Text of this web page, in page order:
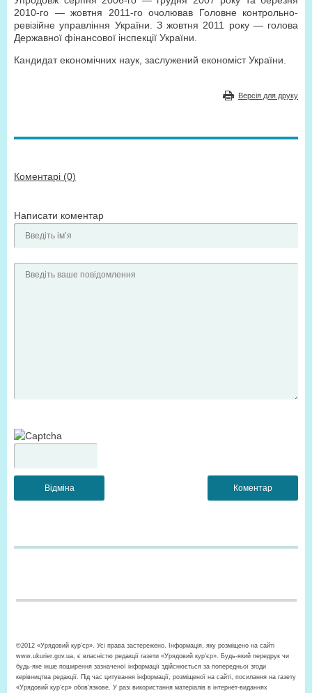
2010-го — жовтня 2011-го очолював Головне контрольно-
ревізійне управління України. З жовтня 2011 року — голова
Державної фінансової інспекції України.
Кандидат економічних наук, заслужений економіст України.
Версія для друку
Коментарі (0)
Написати коментар
©2012 «Урядовий кур’єр». Усі права застережено. Інформація, яку розміщено на сайті
www.ukurier.gov.ua, є власністю редакції газети «Урядовий кур'єр». Будь-який передрук чи
будь-яке інше поширення зазначеної інформації здійснюється за попередньої згоди
керівництва редакції. Під час цитування інформації, розміщеної на сайті, посилання на газету
«Урядовий кур’єр» обов'язкове. У разі використання матеріалів в інтернет-виданнях